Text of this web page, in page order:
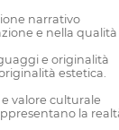
narrativo
e nella
e originalità
estetica.
valore culturale
la